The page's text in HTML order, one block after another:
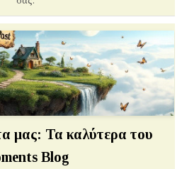
μας: Τα καλύτερα του
Blog